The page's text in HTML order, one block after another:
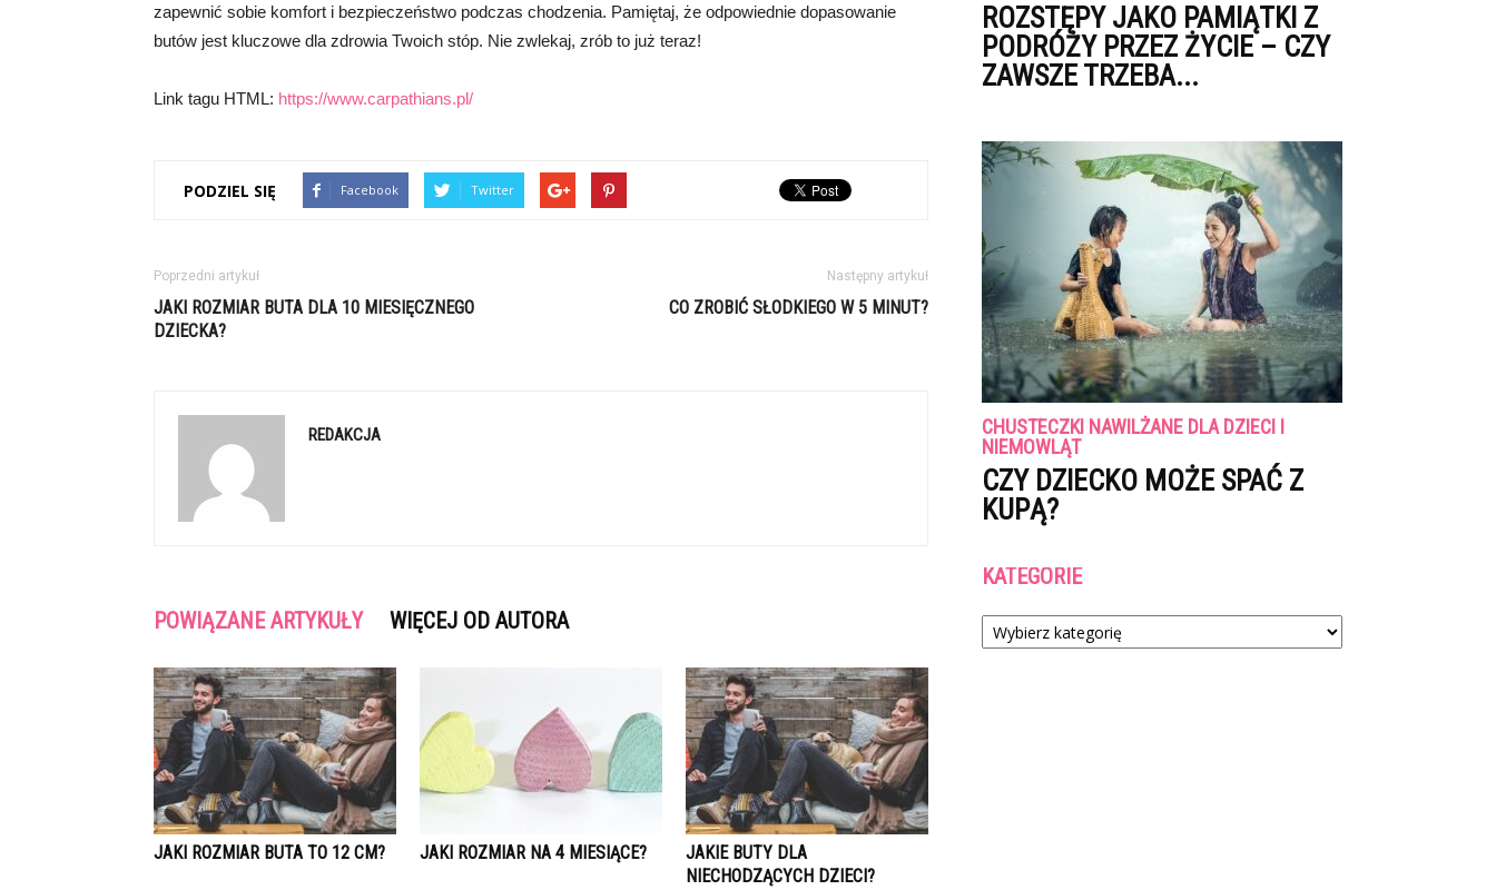
zapewnić sobie komfort i bezpieczeństwo podczas chodzenia. Pamiętaj, że odpowiednie dopasowanie
butów jest kluczowe dla zdrowia Twoich stóp. Nie zwlekaj, zrób to już teraz!
Link tagu HTML: https://www.carpathians.pl/
PODZIEL SIĘ Facebook Twitter
Poprzedni artykuł
JAKI ROZMIAR BUTA DLA 10 MIESIĘCZNEGO
DZIECKA?
Następny artykuł
CO ZROBIĆ SŁODKIEGO W 5 MINUT?
REDAKCJA
POWIĄZANE ARTYKUŁY WIĘCEJ OD AUTORA
JAKI ROZMIAR BUTA TO 12 CM? JAKI ROZMIAR NA 4 MIESIĄCE?
JAKIE BUTY DLA
NIECHODZĄCYCH DZIECI?
ROZSTĘPY JAKO PAMIĄTKI Z
PODRÓŻY PRZEZ ŻYCIE – CZY
ZAWSZE TRZEBA...
CHUSTECZKI NAWILŻANE DLA DZIECI I
NIEMOWLĄT
CZY DZIECKO MOŻE SPAĆ Z
KUPĄ?
KATEGORIE
Kategorie